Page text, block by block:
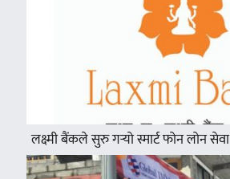
लक्ष्मी बैंकले सुरु गर्‍यो स्मार्ट फोन लोन सेवा